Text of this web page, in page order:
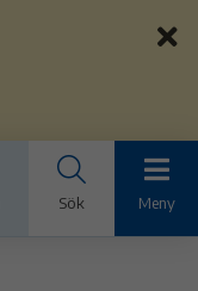
Sök Meny